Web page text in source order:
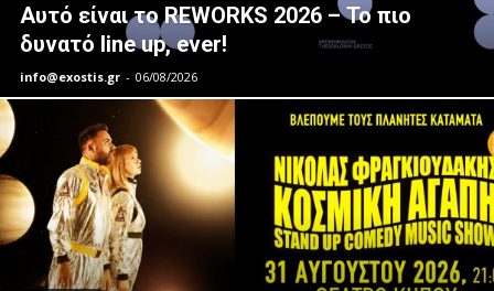
Αυτό είναι το REWORKS 2026 – Το πιο
δυνατό line up, ever!
info@exostis.gr - 06/08/2026